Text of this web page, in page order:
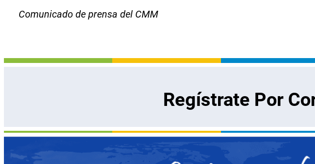
Comunicado de prensa del CMM
Regístrate Por